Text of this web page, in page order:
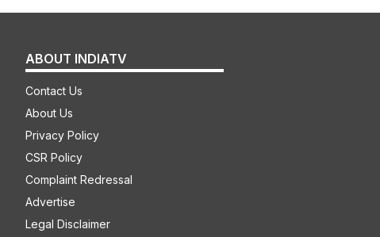
ABOUT INDIATV
Contact Us
About Us
Privacy Policy
CSR Policy
Complaint Redressal
Advertise
Legal Disclaimer